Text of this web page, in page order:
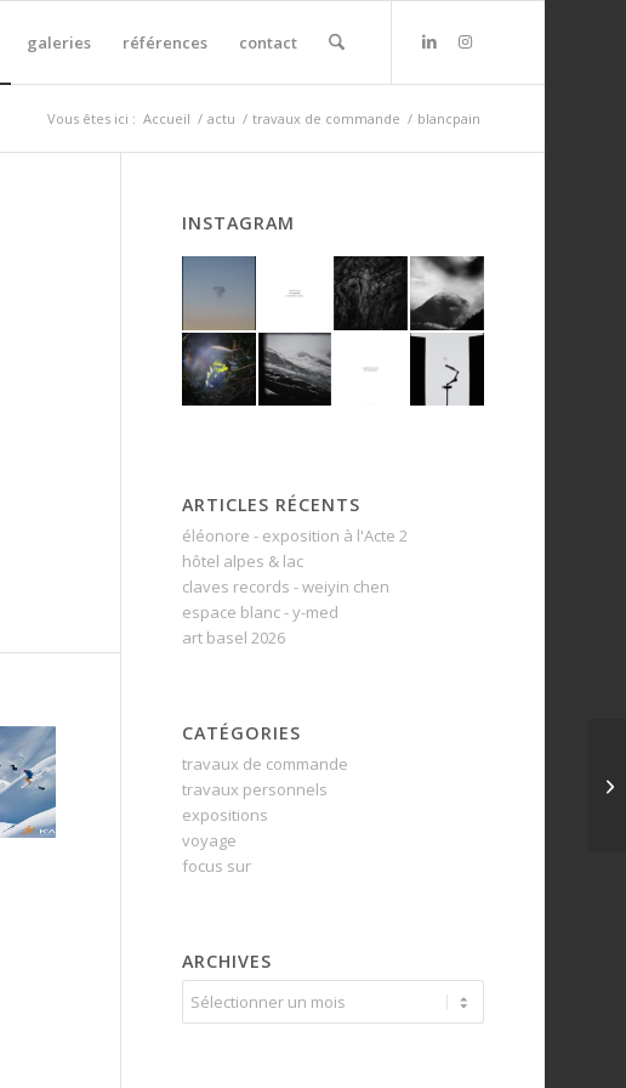
galeries références contact
Vous êtes ici : Accueil / actu / travaux de commande / blancpain
INSTAGRAM
ARTICLES RÉCENTS
éléonore - exposition à l'Acte 2
hôtel alpes & lac
claves records - weiyin chen
espace blanc - y-med
art basel 2026
CATÉGORIES
travaux de commande
travaux personnels
expositions
voyage
focus sur
ARCHIVES